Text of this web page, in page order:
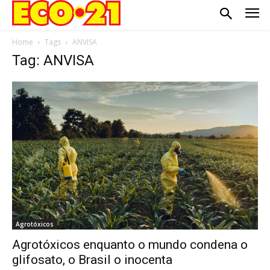
Home Tags ANVISA
Tag: ANVISA
Agrotóxicos
Agrotóxicos enquanto o mundo condena o
glifosato, o Brasil o inocenta